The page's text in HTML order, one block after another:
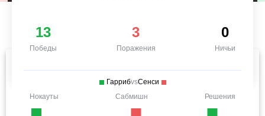
13
Победы
3
Поражения
0
Ничьи
ГаррибvsСенси
Нокауты
Сабмишн Решения